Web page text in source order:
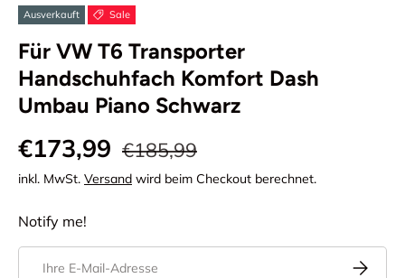
Ausverkauft Sale
Für VW T6 Transporter
Handschuhfach Komfort Dash
Umbau Piano Schwarz
€173,99 €185,99
inkl. MwSt. Versand wird beim Checkout berechnet.
Notify me!